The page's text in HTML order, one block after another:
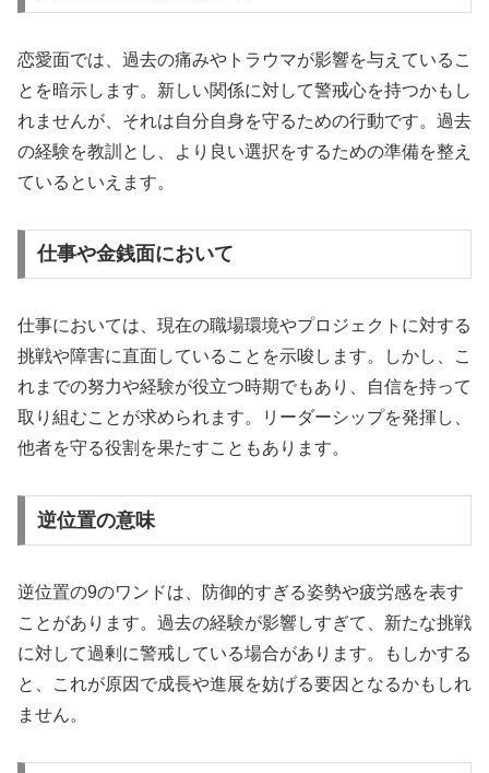
恋愛面では、過去の痛みやトラウマが影響を与えているこ
とを暗示します。新しい関係に対して警戒心を持つかもし
れませんが、それは自分自身を守るための行動です。過去
の経験を教訓とし、より良い選択をするための準備を整え
ているといえます。
仕事や金銭面において
仕事においては、現在の職場環境やプロジェクトに対する
挑戦や障害に直面していることを示唆します。しかし、こ
れまでの努力や経験が役立つ時期でもあり、自信を持って
取り組むことが求められます。リーダーシップを発揮し、
他者を守る役割を果たすこともあります。
逆位置の意味
逆位置の9のワンドは、防御的すぎる姿勢や疲労感を表す
ことがあります。過去の経験が影響しすぎて、新たな挑戦
に対して過剰に警戒している場合があります。もしかする
と、これが原因で成長や進展を妨げる要因となるかもしれ
ません。